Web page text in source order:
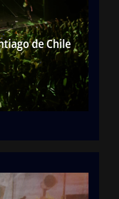
de Chile